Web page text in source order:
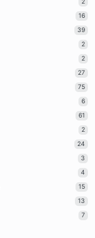
2
16
39
2
2
27
75
6
61
2
24
3
4
15
13
7